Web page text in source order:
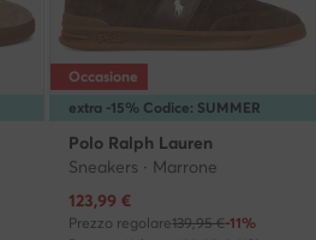
extra -15% Codice: SUMMER
Occasione
Polo Ralph Lauren
Sneakers · Marrone
Prezzo attuale
123,99 €
Prezzo regolare139,95 €-11%